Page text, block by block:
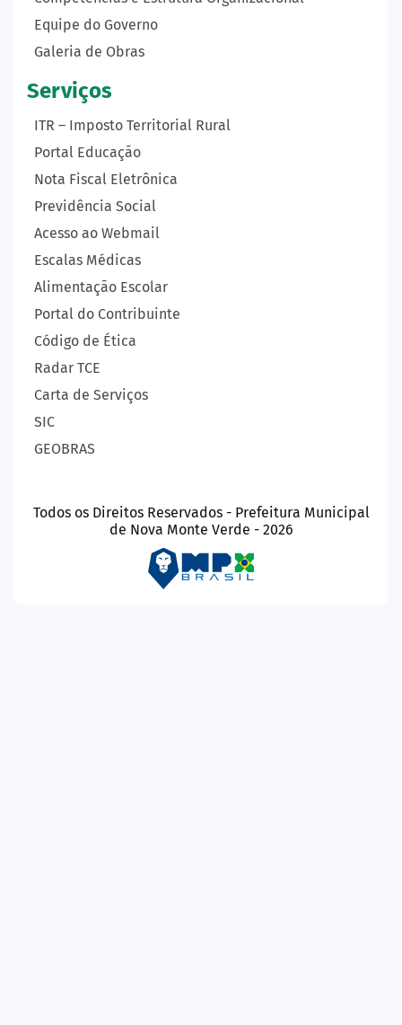
Equipe do Governo
Galeria de Obras
Serviços
ITR – Imposto Territorial Rural
Portal Educação
Nota Fiscal Eletrônica
Previdência Social
Acesso ao Webmail
Escalas Médicas
Alimentação Escolar
Portal do Contribuinte
Código de Ética
Radar TCE
Carta de Serviços
SIC
GEOBRAS
Todos os Direitos Reservados - Prefeitura Municipal
de Nova Monte Verde - 2026